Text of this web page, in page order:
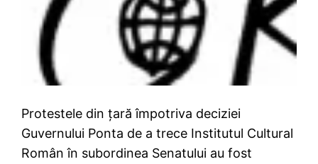
Protestele din țară împotriva deciziei
Guvernului Ponta de a trece Institutul Cultural
Român în subordinea Senatului au fost